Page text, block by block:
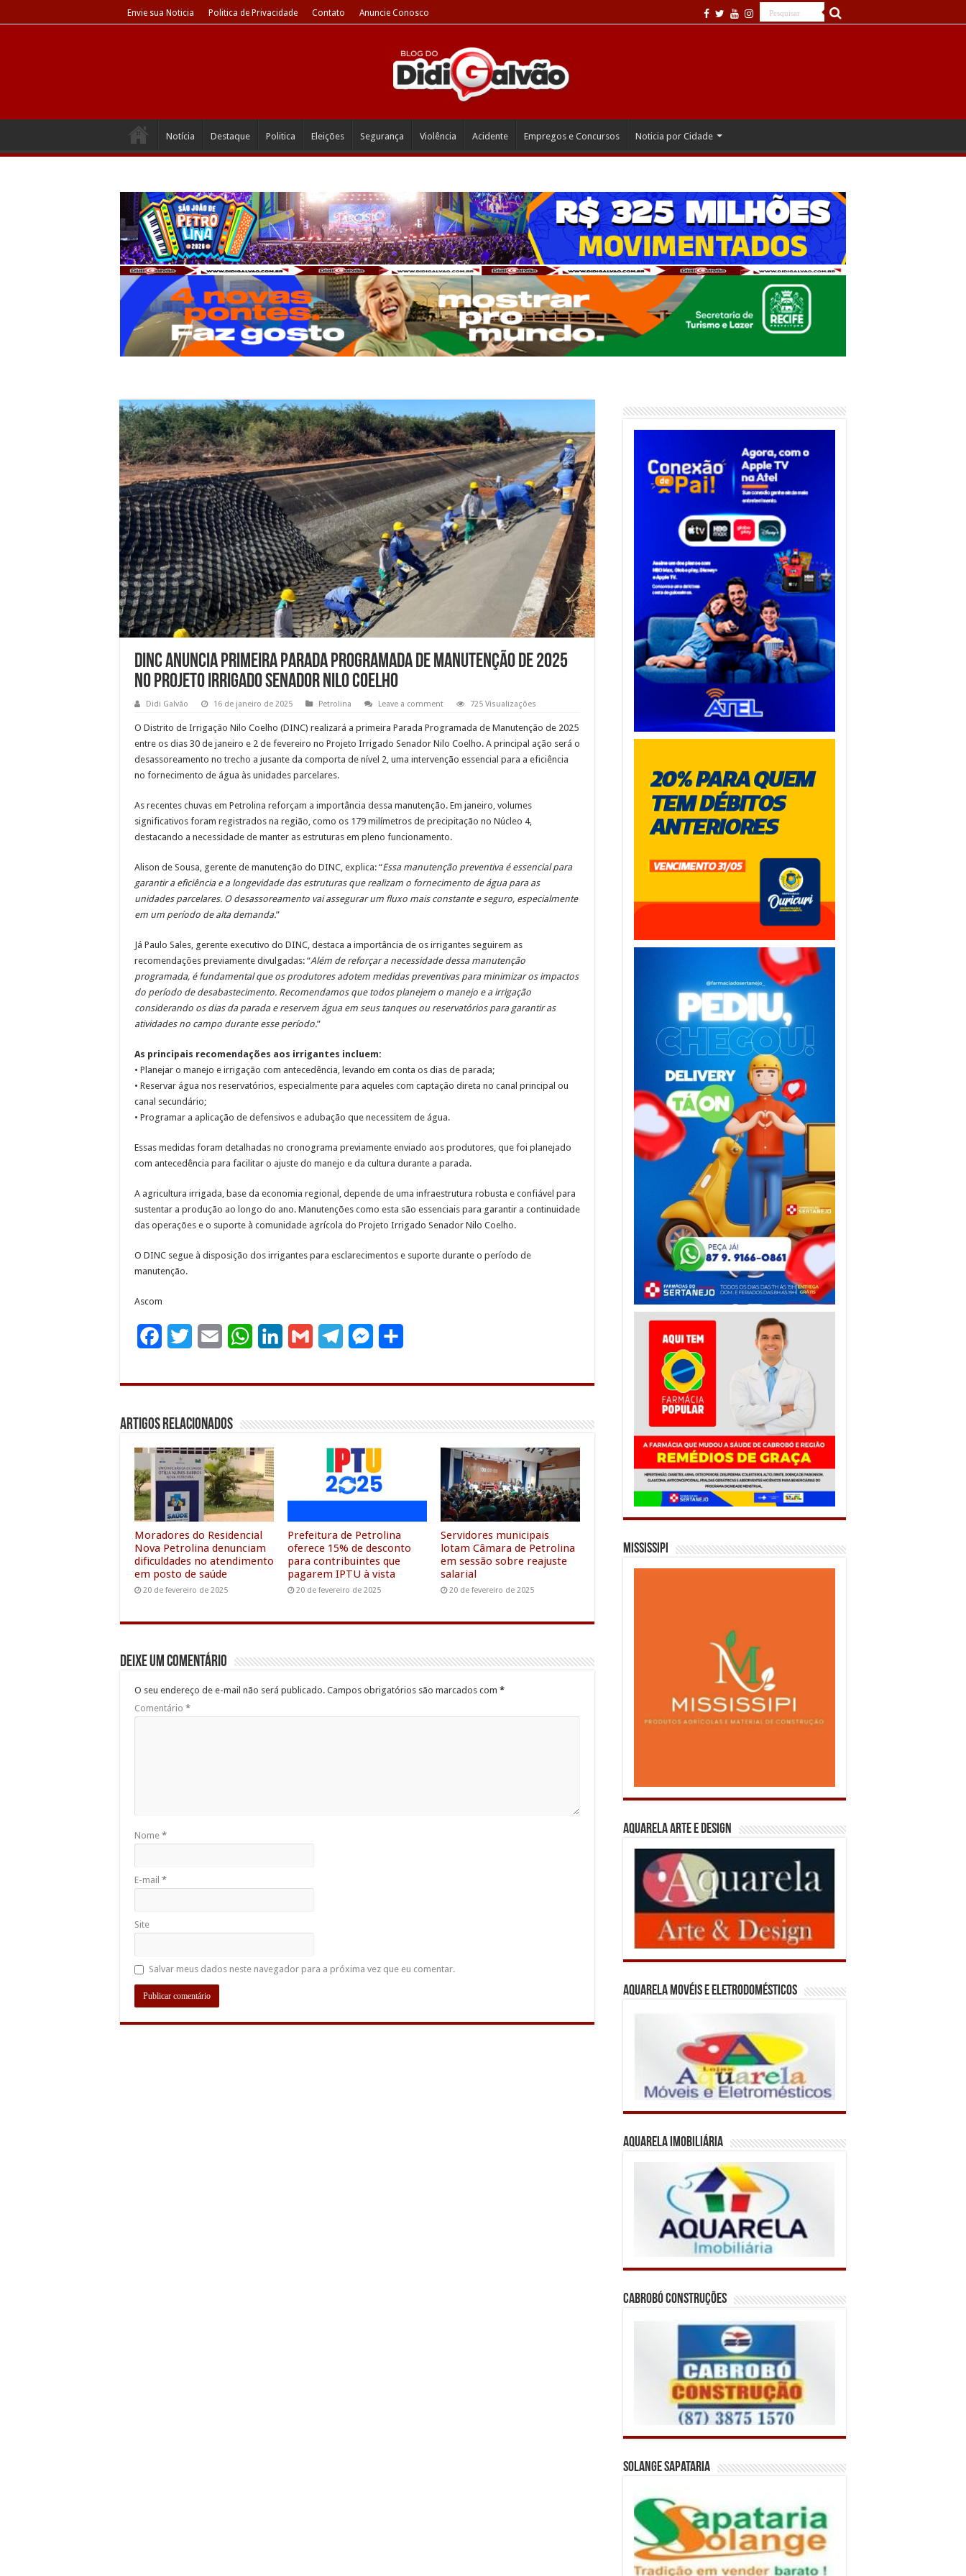
Envie sua Noticia Politica de Privacidade Contato Anuncie Conosco
Notícia Destaque Politica Eleições Segurança Violência Acidente Empregos e Concursos Noticia por Cidade
DINC anuncia primeira Parada Programada de Manutenção de 2025
no Projeto Irrigado Senador Nilo Coelho
Didi Galvão 16 de janeiro de 2025 Petrolina Leave a comment 725 Visualizações
O Distrito de Irrigação Nilo Coelho (DINC) realizará a primeira Parada Programada de Manutenção de 2025
entre os dias 30 de janeiro e 2 de fevereiro no Projeto Irrigado Senador Nilo Coelho. A principal ação será o
desassoreamento no trecho a jusante da comporta de nível 2, uma intervenção essencial para a eficiência
no fornecimento de água às unidades parcelares.
As recentes chuvas em Petrolina reforçam a importância dessa manutenção. Em janeiro, volumes
significativos foram registrados na região, como os 179 milímetros de precipitação no Núcleo 4,
destacando a necessidade de manter as estruturas em pleno funcionamento.
Alison de Sousa, gerente de manutenção do DINC, explica: “Essa manutenção preventiva é essencial para
garantir a eficiência e a longevidade das estruturas que realizam o fornecimento de água para as
unidades parcelares. O desassoreamento vai assegurar um fluxo mais constante e seguro, especialmente
em um período de alta demanda.”
Já Paulo Sales, gerente executivo do DINC, destaca a importância de os irrigantes seguirem as
recomendações previamente divulgadas: “Além de reforçar a necessidade dessa manutenção
programada, é fundamental que os produtores adotem medidas preventivas para minimizar os impactos
do período de desabastecimento. Recomendamos que todos planejem o manejo e a irrigação
considerando os dias da parada e reservem água em seus tanques ou reservatórios para garantir as
atividades no campo durante esse período.”
As principais recomendações aos irrigantes incluem:
• Planejar o manejo e irrigação com antecedência, levando em conta os dias de parada;
• Reservar água nos reservatórios, especialmente para aqueles com captação direta no canal principal ou
canal secundário;
• Programar a aplicação de defensivos e adubação que necessitem de água.
Essas medidas foram detalhadas no cronograma previamente enviado aos produtores, que foi planejado
com antecedência para facilitar o ajuste do manejo e da cultura durante a parada.
A agricultura irrigada, base da economia regional, depende de uma infraestrutura robusta e confiável para
sustentar a produção ao longo do ano. Manutenções como esta são essenciais para garantir a continuidade
das operações e o suporte à comunidade agrícola do Projeto Irrigado Senador Nilo Coelho.
O DINC segue à disposição dos irrigantes para esclarecimentos e suporte durante o período de
manutenção.
Ascom
c
b
o
o
i
t
e
r
a
l
a
s
A
p
p
n
e
a
l
l
g
r
a
s
e
g
r
a
e
Artigos Relacionados
Moradores do Residencial
Nova Petrolina denunciam
dificuldades no atendimento
em posto de saúde
20 de fevereiro de 2025
Prefeitura de Petrolina
oferece 15% de desconto
para contribuintes que
pagarem IPTU à vista
20 de fevereiro de 2025
Servidores municipais
lotam Câmara de Petrolina
em sessão sobre reajuste
salarial
20 de fevereiro de 2025
Deixe um comentário
O seu endereço de e-mail não será publicado. Campos obrigatórios são marcados com *
Comentário *
Nome *
E-mail *
Site
Salvar meus dados neste navegador para a próxima vez que eu comentar.
Mississipi
Aquarela Arte e Design
Aquarela Movéis e Eletrodomésticos
Aquarela Imobiliária
Cabrobó Construções
Solange Sapataria